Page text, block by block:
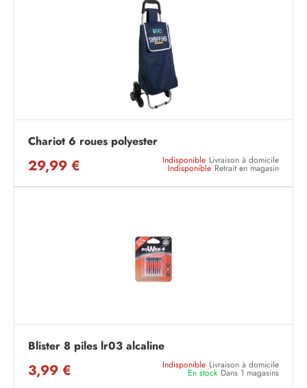
Chariot 6 roues polyester
29,99 € Indisponible Livraison à domicile
Indisponible Retrait en magasin
Blister 8 piles lr03 alcaline
3,99 € Indisponible Livraison à domicile
En stock Dans 1 magasins